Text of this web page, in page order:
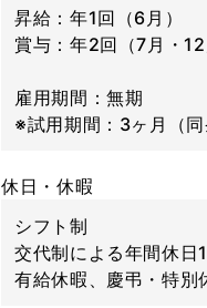
昇給：年1回（6月）
賞与：年2回（7月・12
雇用期間：無期
※試用期間：3ヶ月（同
休日・休暇
シフト制
交代制による年間休日
有給休暇、慶弔・特別